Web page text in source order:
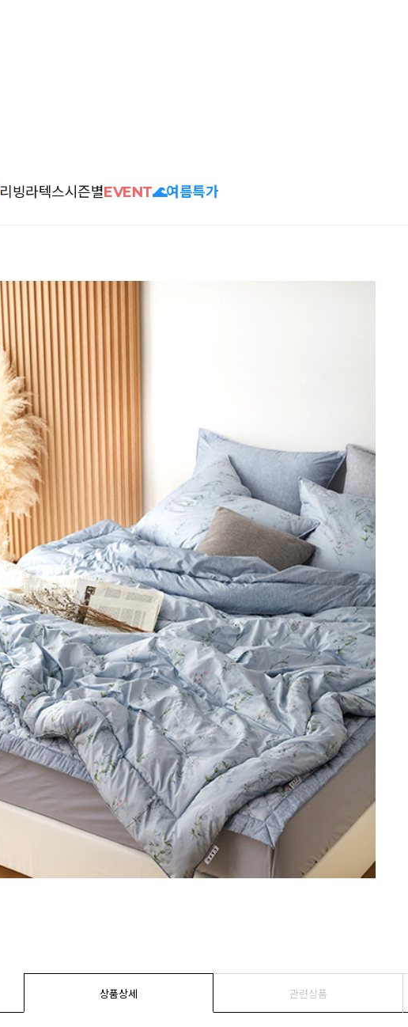
리빙라텍스시즌별EVENT🌊여름특가
상품상세 관련상품